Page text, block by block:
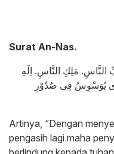
Surat An-Nas.
النَّاسِ. مَلِكِ النَّاسِ. اِلَهِ
يُوَسْوِسُ فِى صُدُوْرِ
Artinya, “Dengan
pengasih lagi maha